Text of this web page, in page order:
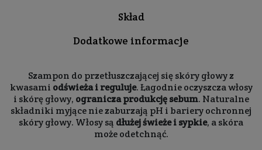
Skład
Dodatkowe informacje
Szampon do przetłuszczającej się skóry głowy z
kwasami odświeża i reguluje. Łagodnie oczyszcza włosy
i skórę głowy, ogranicza produkcję sebum. Naturalne
składniki myjące nie zaburzają pH i bariery ochronnej
skóry głowy. Włosy są dłużej świeże i sypkie, a skóra
może odetchnąć.